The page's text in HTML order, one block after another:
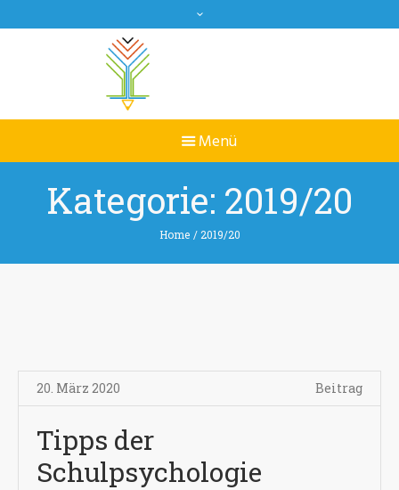
Kategorie: 2019/20
Home / 2019/20
20. März 2020 Beitrag
Tipps der
Schulpsychologie